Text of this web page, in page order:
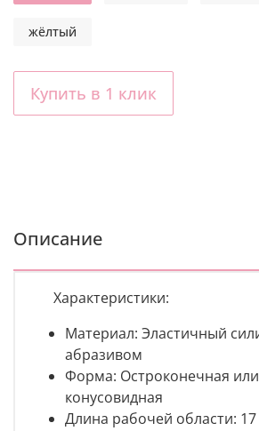
Купить в 1 клик
жёлтый
Описание
Характеристики:
Материал: Эластичный
абразивом
Форма: Остроконечная или
конусовидная
Длина рабочей области: